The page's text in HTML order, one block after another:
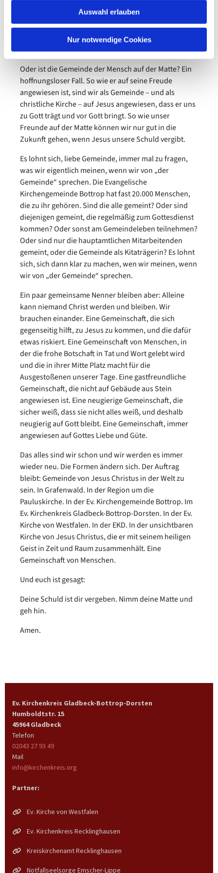
Auswahl erlauben
Nur notwendige Cookies
Gemeinschaft von Menschen, bei denen Diakonie vor
der Dogmatik, also die Fürsorge vor der rechten Lehre
kommt. Eine neugierige Gemeinschaft, die sicher
weiß, dass sie nicht alles weiß, und deshalb neugierig
auf Gott bleibt.
Oder ist die Gemeinde der Mensch auf der Matte? Ein
hoffnungsloser Fall. So wie er auf seine Freude
angewiesen ist, sind wir als Gemeinde – und als
christliche Kirche – auf Jesus angewiesen, dass er uns
zu Gott trägt und vor Gott bringt. So wie unser
Freunde auf der Matte können wir nur gut in die
Zukunft gehen, wenn Jesus unsere Schuld vergibt.
Es lohnt sich, liebe Gemeinde, immer mal zu fragen,
was wir eigentlich meinen, wenn wir von „der
Gemeinde“ sprechen. Die Evangelische
Kirchengemeinde Bottrop hat fast 20.000 Menschen,
die zu ihr gehören. Sind die alle gemeint? Oder sind
diejenigen gemeint, die regelmäßig zum Gottesdienst
kommen? Oder sonst am Gemeindeleben teilnehmen?
Oder sind nur die hauptamtlichen Mitarbeitenden
gemeint, oder die Gemeinde als Kitaträgerin? Es lohnt
sich, sich dann klar zu machen, wen wir meinen, wenn
wir von „der Gemeinde“ sprechen.
Ein paar gemeinsame Nenner bleiben aber: Alleine
kann niemand Christ werden und bleiben. Wir
brauchen einander. Eine Gemeinschaft, die sich
gegenseitig hilft, zu Jesus zu kommen, und die dafür
etwas riskiert. Eine Gemeinschaft von Menschen, in
der die frohe Botschaft in Tat und Wort gelebt wird
und die in ihrer Mitte Platz macht für die
Ausgestoßenen unserer Tage. Eine gastfreundliche
Gemeinschaft, die nicht auf Gebäude aus Stein
angewiesen ist. Eine neugierige Gemeinschaft, die
sicher weiß, dass sie nicht alles weiß, und deshalb
neugierig auf Gott bleibt. Eine Gemeinschaft, immer
angewiesen auf Gottes Liebe und Güte.
Das alles sind wir schon und wir werden es immer
wieder neu. Die Formen ändern sich. Der Auftrag
bleibt: Gemeinde von Jesus Christus in der Welt zu
sein. In Grafenwald. In der Region um die
Pauluskirche. In der Ev. Kirchengemeinde Bottrop. Im
Ev. Kirchenkreis Gladbeck-Bottrop-Dorsten. In der Ev.
Kirche von Westfalen. In der EKD. In der unsichtbaren
Kirche von Jesus Christus, die er mit seinem heiligen
Geist in Zeit und Raum zusammenhält. Eine
Gemeinschaft von Menschen.
Und euch ist gesagt:
Deine Schuld ist dir vergeben. Nimm deine Matte und
geh hin.
Amen.
Ev. Kirchenkreis Gladbeck-Bottrop-Dorsten
Humboldtstr. 15
45964 Gladbeck
Telefon
02043 27 93 49
Mail
info@kirchenkreis.org
Partner:
Ev. Kirche von Westfalen
Ev. Kirchenkreis Recklinghausen
Kreiskirchenamt Recklinghausen
Notfallseelsorge Emscher-Lippe